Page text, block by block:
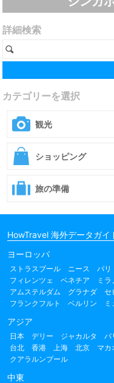
詳細検索
カテゴリーを選択
観光
ショッピング
旅の準備
HowTravel 海外データガイ
ヨーロッパ
ストラスブール ニース パリ
フィレンツェ
ベネチア ミラ
アムステルダム
グラナダ セ
フランクフルト
ベルリン
アジア
日本 デリー ジャカルタ バ
台北
香港 上海 北京 マカ
クアラルンプール
中東